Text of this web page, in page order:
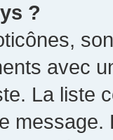
?
avec
La liste